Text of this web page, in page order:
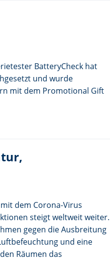
BatteryCheck hat
und wurde
mit dem Promotional Gift
dem Corona-Virus
steigt weltweit weiter.
gegen die Ausbreitung
und eine
Räumen das